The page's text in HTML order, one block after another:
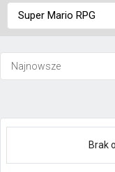
Brak